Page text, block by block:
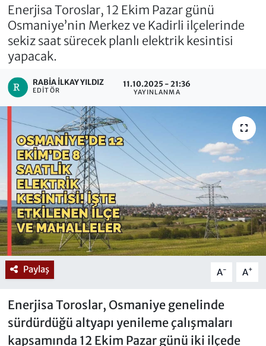
Enerjisa Toroslar, 12 Ekim Pazar günü
Osmaniye’nin Merkez ve Kadirli ilçelerinde
sekiz saat sürecek planlı elektrik kesintisi
yapacak.
RABIA İLKAY YILDIZ
EDITÖR
11.10.2025 - 21:36
YAYINLANMA
Paylaş A- A+
Enerjisa Toroslar, Osmaniye genelinde
sürdürdüğü altyapı yenileme çalışmaları
kapsamında 12 Ekim Pazar günü iki ilçede